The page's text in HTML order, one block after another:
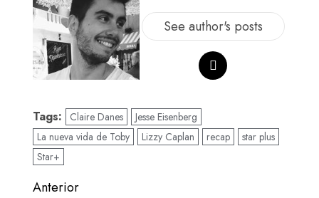
See author's posts
Tags: Claire Danes
Jesse Eisenberg
La nueva vida de Toby
Lizzy Caplan recap
star plus
Star+
Anterior